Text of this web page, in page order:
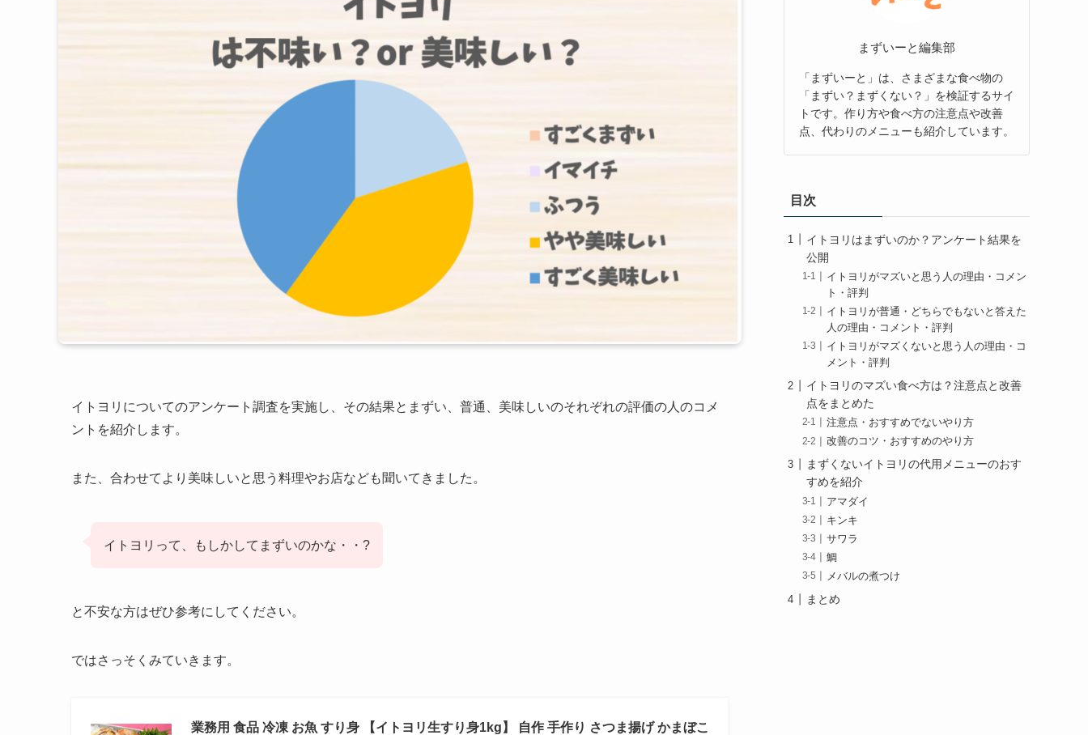
イトヨリについてのアンケート調査を実施し、その結果とまずい、普通、美味しいのそれぞれの評価の人のコメ
ントを紹介します。
また、合わせてより美味しいと思う料理やお店なども聞いてきました。
イトヨリって、もしかしてまずいのかな・・?
と不安な方はぜひ参考にしてください。
ではさっそくみていきます。
業務用 食品 冷凍 お魚 すり身 【イトヨリ生すり身1kg】 自作 手作り さつま揚げ かまぼこ
まずいーと編集部
「まずいーと」は、さまざまな食べ物の
「まずい？まずくない？」を検証するサイ
トです。作り方や食べ方の注意点や改善
点、代わりのメニューも紹介しています。
目次
イトヨリはまずいのか？アンケート結果を
公開
イトヨリがマズいと思う人の理由・コメン
ト・評判
イトヨリが普通・どちらでもないと答えた
人の理由・コメント・評判
イトヨリがマズくないと思う人の理由・コ
メント・評判
イトヨリのマズい食べ方は？注意点と改善
点をまとめた
注意点・おすすめでないやり方
改善のコツ・おすすめのやり方
まずくないイトヨリの代用メニューのおす
すめを紹介
アマダイ
キンキ
サワラ
鯛
メバルの煮つけ
まとめ